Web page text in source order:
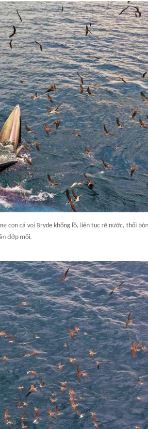
con cá voi Bryde khổng lồ, liên tục rẽ nước, thổi
đớp mồi.